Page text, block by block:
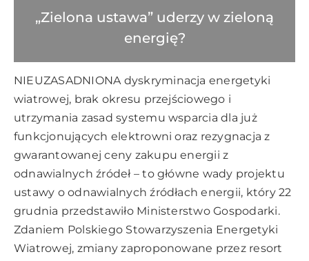
„Zielona ustawa” uderzy w zieloną
energię?
NIEUZASADNIONA dyskryminacja energetyki
wiatrowej, brak okresu przejściowego i
utrzymania zasad systemu wsparcia dla już
funkcjonujących elektrowni oraz rezygnacja z
gwarantowanej ceny zakupu energii z
odnawialnych źródeł – to główne wady projektu
ustawy o odnawialnych źródłach energii, który 22
grudnia przedstawiło Ministerstwo Gospodarki.
Zdaniem Polskiego Stowarzyszenia Energetyki
Wiatrowej, zmiany zaproponowane przez resort